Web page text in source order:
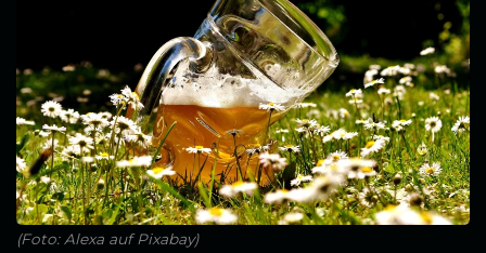
(Foto: Alexa auf Pixabay)